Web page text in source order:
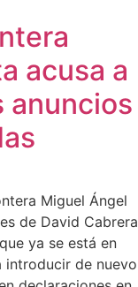
acusa a
anuncios
Miguel Ángel
de David Cabrera
ya se está en
de nuevo